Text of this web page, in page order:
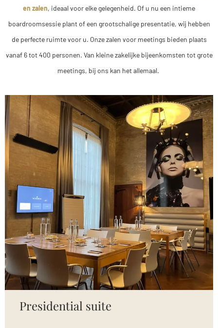
en zalen, ideaal voor elke gelegenheid. Of u nu een intieme
boardroomsessie plant of een grootschalige presentatie, wij hebben
de perfecte ruimte voor u. Onze zalen voor meetings bieden plaats
vanaf 6 tot 400 personen. Van kleine zakelijke bijeenkomsten tot grote
meetings, bij ons kan het allemaal.
Presidential suite